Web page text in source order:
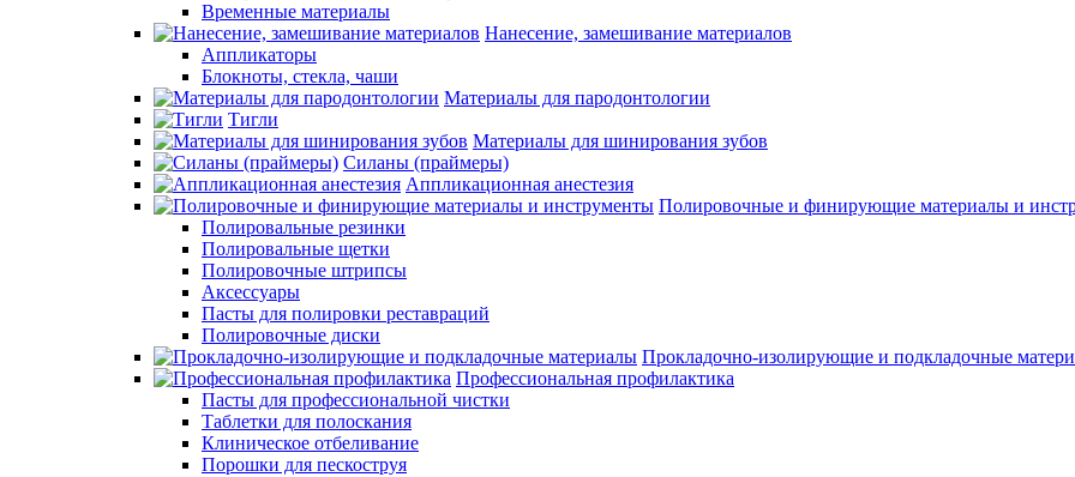
Временные материалы
Нанесение, замешивание материалов
Аппликаторы
Блокноты, стекла, чаши
Материалы для пародонтологии
Тигли
Материалы для шинирования зубов
Силаны (праймеры)
Аппликационная анестезия
Полировочные и финирующие материалы и
Полировальные резинки
Полировальные щетки
Полировочные штрипсы
Аксессуары
Пасты для полировки реставраций
Полировочные диски
Прокладочно-изолирующие и подкладочные
Профессиональная профилактика
Пасты для профессиональной чистки
Таблетки для полоскания
Клиническое отбеливание
Порошки для пескоструя